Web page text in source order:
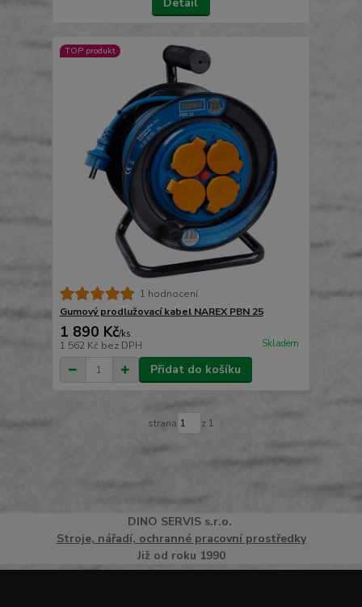
TOP produkt
1 hodnocení
Gumový prodlužovací kabel NAREX PBN 25
1 890 Kč/ks
1 562 Kč bez DPH Skladem
Přidat do košíku
strana z 1
DINO SERVISs.r.o.
Stroje, nářadí, ochranné pracovní prostředky
Již od roku 1990